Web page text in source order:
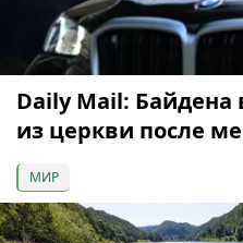
Daily Mail:
из церкви после
МИР